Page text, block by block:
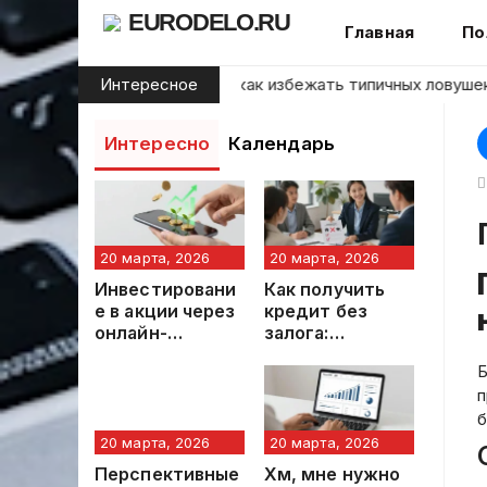
Skip
content
EURODELO.RU Главная
Интересное
инвесторов: как избежать типичных ловушек
Интересно Календарь
20 марта, 2026
Инвестировани
е в акции через
онлайн-
20 марта, 2026
Как получить
кредит без
залога:
руководство
для заявителя
20 марта, 2026
Перспективные
20 марта, 2026
Хм, мне нужно